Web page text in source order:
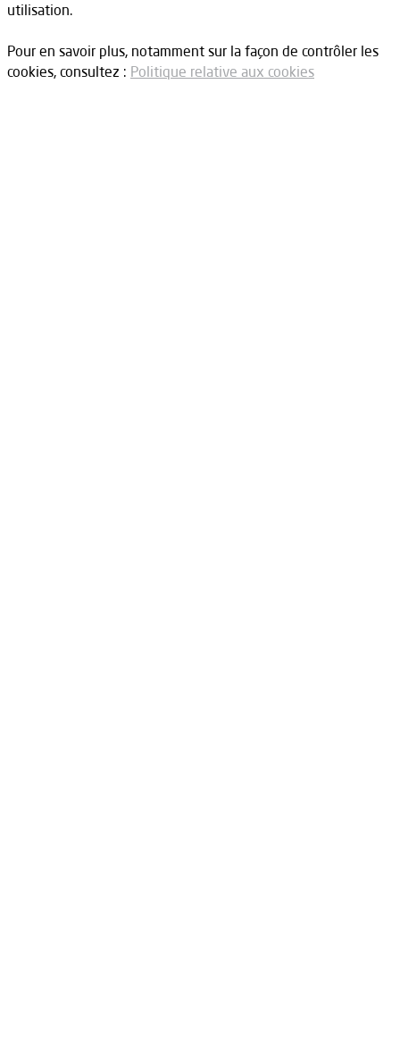
utilisation.
Pour en savoir plus, notamment sur la façon de contrôler les
cookies, consultez : Politique relative aux cookies